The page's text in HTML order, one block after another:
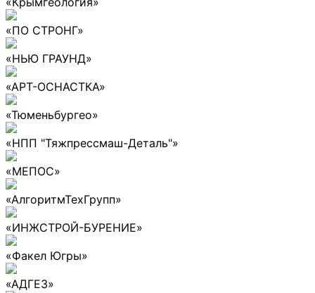
«ПО СТРОНГ»
«НЬЮ ГРАУНД»
«АРТ-ОСНАСТКА»
«Тюменьбургео»
«НПП "Тяжпрессмаш-Деталь"»
«МЕПОС»
«АлгоритмТехГрупп»
«ИНЖСТРОЙ-БУРЕНИЕ»
«Факел Югры»
«АДГЕЗ»